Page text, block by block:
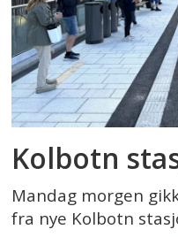
Kolbotn
Mandag morgen
fra nye Kolbotn